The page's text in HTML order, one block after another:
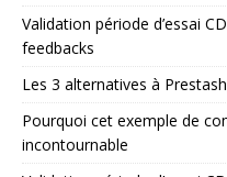
Validation période d’essai
feedbacks
Les 3 alternatives à
Pourquoi cet exemple de
incontournable